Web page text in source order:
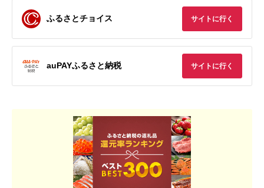
ふるさとチョイス サイトに行く
auPAYふるさと納税 サイトに行く